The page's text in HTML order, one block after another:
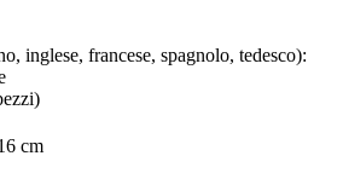
inglese, francese, spagnolo, tedesco):
cm